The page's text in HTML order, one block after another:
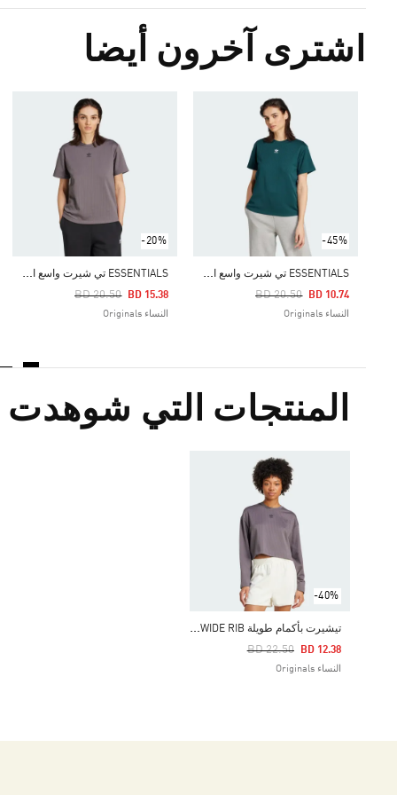
اشترى آخرون أيضا
-45%
E
SSENTIALS تي شيرت واسع الأضلاع المصمم لفصل الشتاء
Price Reduced From
BD 20.50
To BD 10.74
النساء Originals
-20%
E
SSENTIALS تي شيرت واسع الأضلاع المصمم لفصل الشتاء
Price Reduced From
BD 20.50
To BD 15.38
النساء Originals
المنتجات التي شوهدت
-40%
ت
يشيرت بأكمام طويلة ESSENTIALS WINTERIZED WIDE RIB
Price Reduced From
BD 22.50
To BD 12.38
النساء Originals